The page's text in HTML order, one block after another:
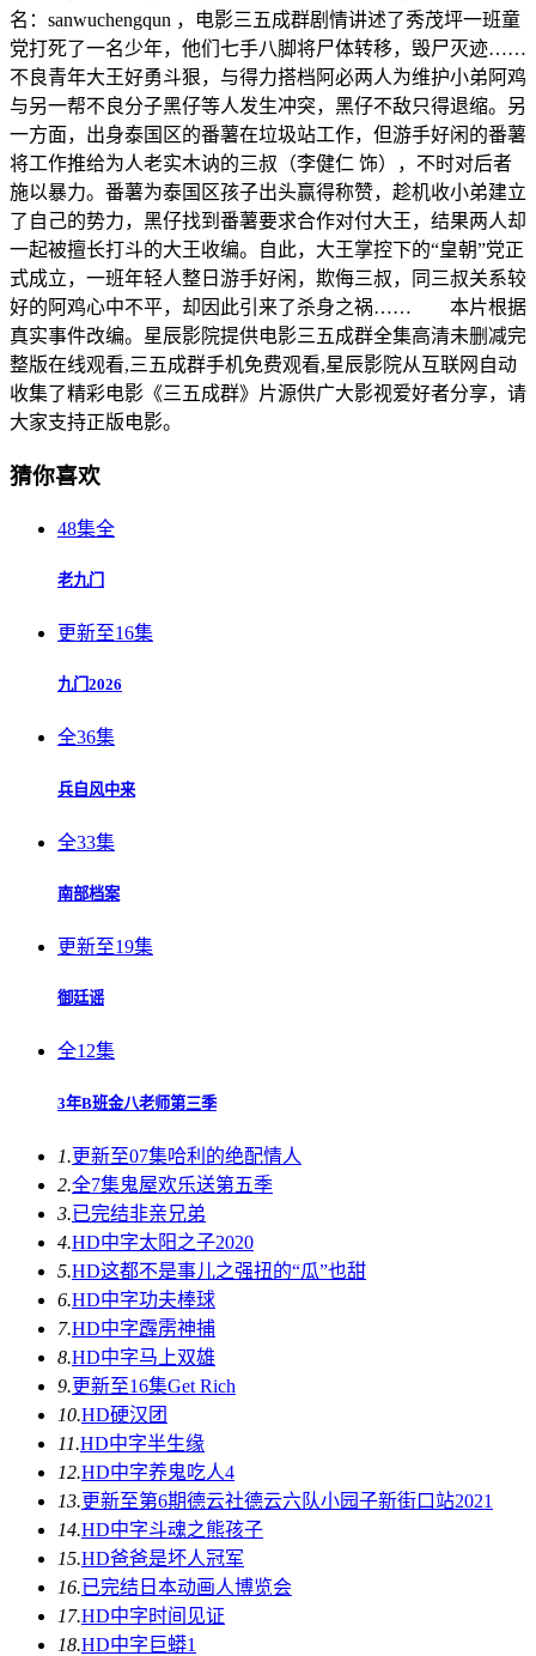
名：sanwuchengqun ，电影三五成群剧情讲述了秀茂坪一班童
党打死了一名少年，他们七手八脚将尸体转移，毁尸灭迹……
不良青年大王好勇斗狠，与得力搭档阿必两人为维护小弟阿鸡
与另一帮不良分子黑仔等人发生冲突，黑仔不敌只得退缩。另
一方面，出身泰国区的番薯在垃圾站工作，但游手好闲的番薯
将工作推给为人老实木讷的三叔（李健仁 饰），不时对后者
施以暴力。番薯为泰国区孩子出头赢得称赞，趁机收小弟建立
了自己的势力，黑仔找到番薯要求合作对付大王，结果两人却
一起被擅长打斗的大王收编。自此，大王掌控下的“皇朝”党正
式成立，一班年轻人整日游手好闲，欺侮三叔，同三叔关系较
好的阿鸡心中不平，却因此引来了杀身之祸…… 本片根据
真实事件改编。星辰影院提供电影三五成群全集高清未删减完
整版在线观看,三五成群手机免费观看,星辰影院从互联网自动
收集了精彩电影《三五成群》片源供广大影视爱好者分享，请
大家支持正版电影。
猜你喜欢
48集全
老九门
更新至16集
九门2026
全36集
兵自风中来
全33集
南部档案
更新至19集
御廷谣
全12集
3年B班金八老师第三季
1.更新至07集哈利的绝配情人
2.全7集鬼屋欢乐送第五季
3.已完结非亲兄弟
4.HD中字太阳之子2020
5.HD这都不是事儿之强扭的“瓜”也甜
6.HD中字功夫棒球
7.HD中字霹雳神捕
8.HD中字马上双雄
9.更新至16集Get Rich
10.HD硬汉团
11.HD中字半生缘
12.HD中字养鬼吃人4
13.更新至第6期德云社德云六队小园子新街口站2021
14.HD中字斗魂之熊孩子
15.HD爸爸是坏人冠军
16.已完结 日本动画人博览会
17.HD中字时间见证
18.HD中字 巨蟒1